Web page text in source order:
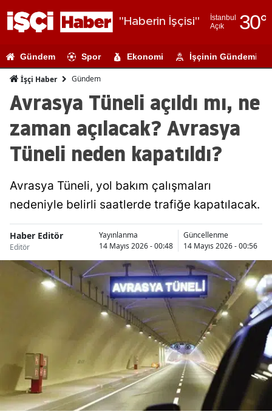
"Haberin İşçisi"
İstanbul
Açık
30°
Adıyaman
Ağrı
Amasya
Artvin
Aydın
Balıkesir
Bilecik
Bingöl
Bitlis
Bolu
Burdur
Bursa
Gündem Spor Ekonomi İşçinin Gündemi
İşçi Haber Gündem
Avrasya Tüneli açıldı mı, ne
zaman açılacak? Avrasya
Tüneli neden kapatıldı?
Avrasya Tüneli, yol bakım çalışmaları
nedeniyle belirli saatlerde trafiğe kapatılacak.
Haber Editör
Editör
Yayınlanma
14 Mayıs 2026 - 00:48
Güncellenme
14 Mayıs 2026 - 00:56